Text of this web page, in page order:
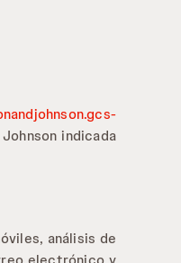
indicada
análisis de